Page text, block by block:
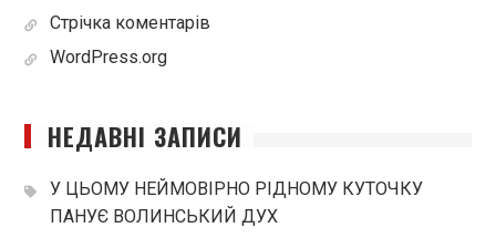
Стрічка коментарів
WordPress.org
НЕДАВНІ ЗАПИСИ
У ЦЬОМУ НЕЙМОВІРНО РІДНОМУ КУТОЧКУ
ПАНУЄ ВОЛИНСЬКИЙ ДУХ